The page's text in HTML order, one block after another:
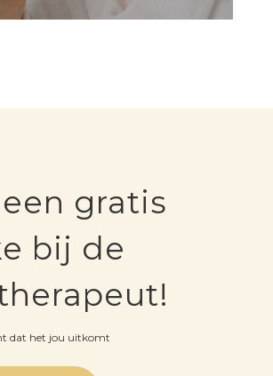
gratis
bij de
dat het jou uitkomt